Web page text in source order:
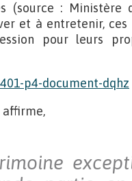
(source :
et à entretenir,
pour leurs
affirme,